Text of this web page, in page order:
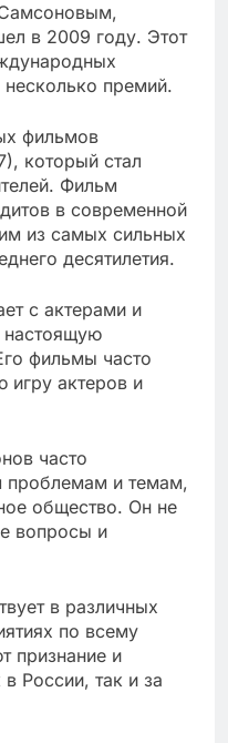
в 2009 году. Этот
несколько премий.
фильмов
который стал
Фильм
в современной
из самых сильных
десятилетия.
с актерами и
настоящую
фильмы часто
игру актеров и
часто
проблемам и темам,
общество. Он не
вопросы и
в различных
по всему
признание и
России, так и за